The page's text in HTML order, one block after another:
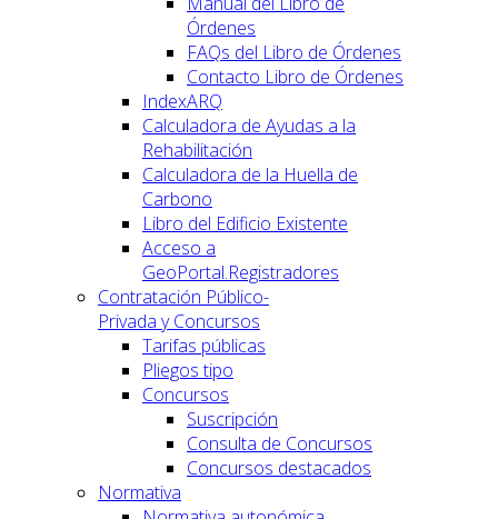
Órdenes
FAQs del Libro de Órdenes
Contacto Libro de Órdenes
IndexARQ
Calculadora de Ayudas a la
Rehabilitación
Calculadora de la Huella de
Carbono
Libro del Edificio Existente
Acceso a
GeoPortal.Registradores
Contratación Público-
Privada y Concursos
Tarifas públicas
Pliegos tipo
Concursos
Suscripción
Consulta de Concursos
Concursos destacados
Normativa